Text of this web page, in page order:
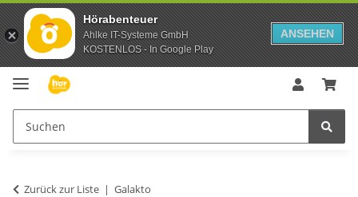
Hörabenteuer
Ahlke IT-Systeme GmbH
KOSTENLOS - In Google Play
ANSEHEN
Zurück zur Liste Galakto